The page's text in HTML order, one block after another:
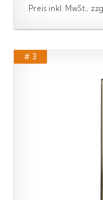
Preis inkl. MwSt.,
# 3